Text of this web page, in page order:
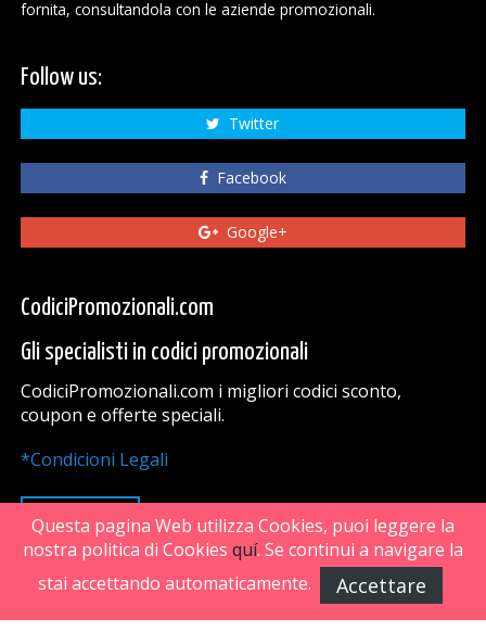
fornita, consultandola con le aziende promozionali.
Follow us:
Twitter
Facebook
Google+
CodiciPromozionali.com
Gli specialisti in codici promozionali
CodiciPromozionali.com i migliori codici sconto,
coupon e offerte speciali.
*Condicioni Legali
VAI SU
FiveDoors Network 2018
Questa pagina Web utilizza Cookies, puoi leggere la
nostra politica di Cookies quí. Se continui a navigare la
stai accettando automaticamente.
Accettare